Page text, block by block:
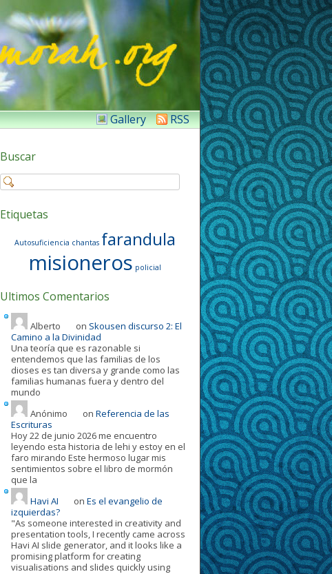
RSS
Gallery
Buscar
Etiquetas
Autosuficiencia chantas farandula
misioneros policial
Ultimos Comentarios
Alberto on Skousen discurso 2: El
Camino a la Divinidad
Una teoría que es razonable si
entendemos que las familias de los
dioses es tan diversa y grande como las
familias humanas fuera y dentro del
mundo
Anónimo
on Referencia de las
Escrituras
Hoy 22 de junio 2026 me encuentro
leyendo esta historia de lehi y estoy en el
faro mirando Este hermoso lugar mis
sentimientos sobre el libro de mormón
que la
Havi AI
on Es el evangelio de
izquierdas?
"As someone interested in creativity and
presentation tools, I recently came across
Havi AI slide generator, and it looks like a
promising platform for creating
visualisations and slides quickly using